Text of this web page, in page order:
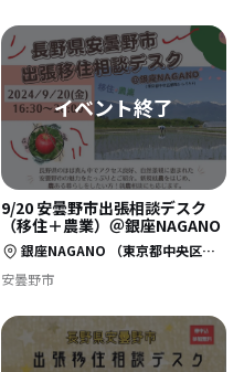
9/20 安曇野市出張相談デスク
（移住＋農業）＠銀座NAGANO
銀座NAGANO （東京都中央区銀座5丁目6-5 NOCOビル５階 ）
安曇野市